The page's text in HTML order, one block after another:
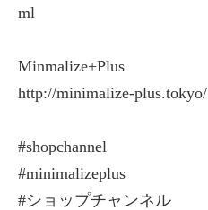
ml
Minmalize+Plus
http://minimalize-plus.tokyo/
#shopchannel
#minimalizeplus
#ショップチャンネル